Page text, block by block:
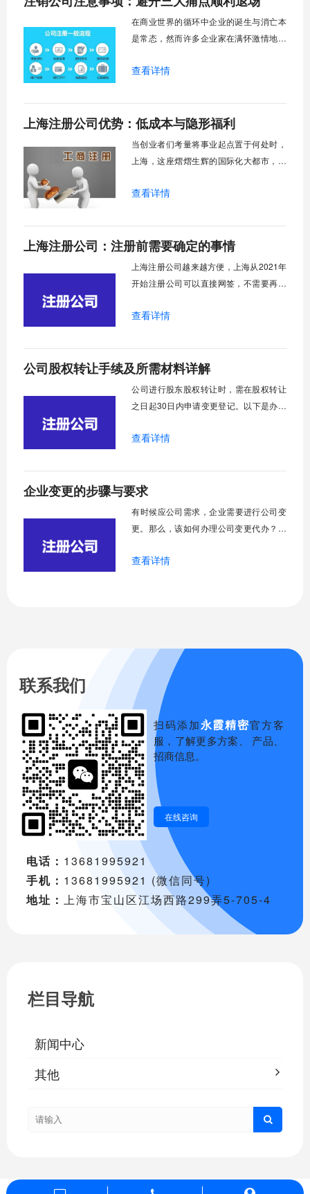
极的变化。曾经那些让人望而却步的“难
点”、“痛点”
在商业世界的循环中企业的诞生与消亡本
是常态，然而许多企业家在满怀激情地创
到的困境，公司注销过程中的复杂流程和
一家公司不能简单地"关门大吉"呢？这背后
涉及到债权人保护、市场秩序维护以及法
律责任清晰界定等重要问题。近年来，市
场监管总局
查看详情
上海注册公司优势：低成本与隐形福利
当创业者们考量将事业起点置于何处时，
上海，这座熠熠生辉的国际化大都市，总
国无可争议的经济、金融、贸易和航运中
独厚的资源，悉心培育企业成长的沃土。
为何如此多的创业者对上海青眼有加？答
案远非“市场庞大”这般简单，而是深藏在​​一
系列
查看详情
上海注册公司：注册前需要确定的事情
上海注册公司越来越方便，上海从2021年
开始注册公司可以直接网签，不需要再去
字资料，给广大的创业者减负了。现在我
确定的事情。
查看详情
公司股权转让手续及所需材料详解
​公司进行股东股权转让时，需在股权转让
之日起30日内申请变更登记。以下是办理
查看详情
企业变更的步骤与要求
​有时候应公司需求，企业需要进行公司变
更。那么，该如何办理公司变更代办？需
将针对这些问题做出简要介绍，希望对大
查看详情
联系我们
扫码添加永霞精密官方客
服，了解更多方案、 产品、
招商信息。
在线咨询
电话： 13681995921
手机： 13681995921 (微信同号)
地址： 上海市宝山区江场西路299弄5-705-4
栏目导航
新闻中心
其他